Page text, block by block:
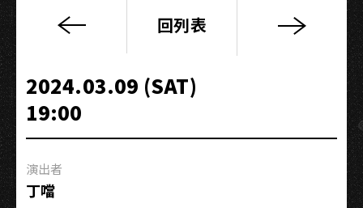
丁
遊
A
Night
回列表
2024.03.09 (SAT)
19:00
演出者
丁噹